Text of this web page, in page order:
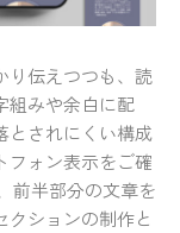
り伝えつつも、読
組みや余白に配
とされにくい構成
フォン表示をご確
前半部分の文章を
クションの制作と